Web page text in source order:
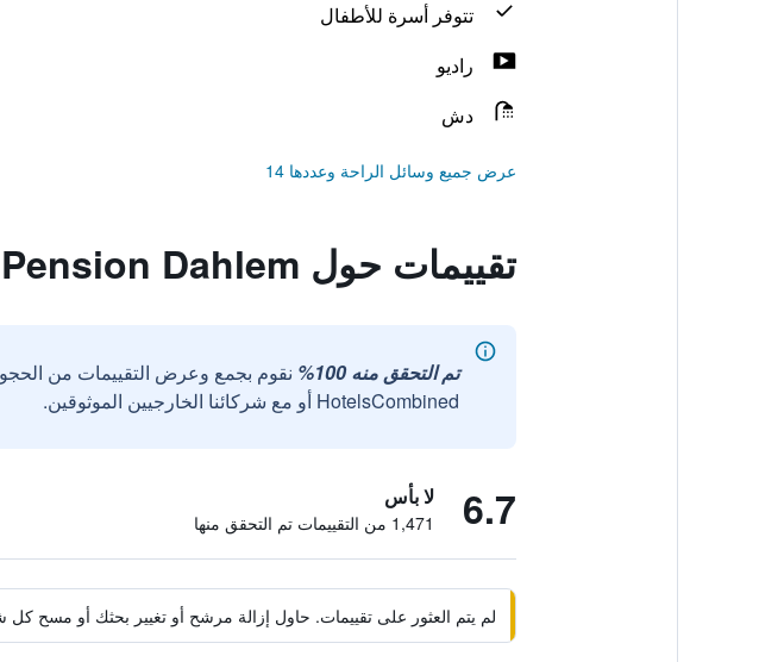
تتوفر أسرة للأطفال
راديو
دش
عرض جميع وسائل الراحة وعددها 14
تقييمات حول Hotel Pension Dahlem
تم التحقق منه 100%
نقوم بجمع وعرض التقييمات من
HotelsCombined أو مع شركائنا الخارجيين الموثوقين.
6.7 لا بأس
1,471 من التقييمات تم التحقق منها
لم يتم العثور على تقييمات. حاول إزالة مرشح أو تغيير بحثك أو مسح